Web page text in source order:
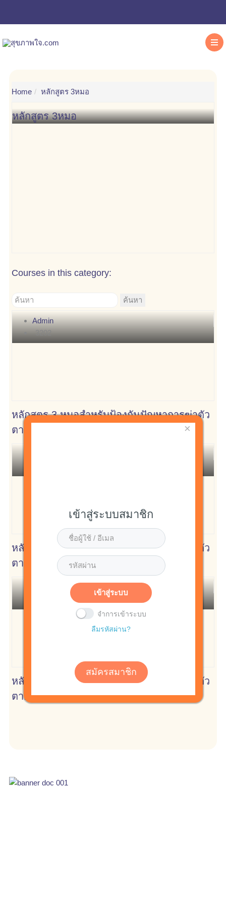
Home หลักสูตร 3หมอ
หลักสูตร 3หมอ
Courses in this category:
Admin
3202
หลักสูตร 3 หมอสำหรับป้องกันปัญหาการฆ่าตัว
ตายในชุมชน สำหรับ อสม./อสส.
หลักสูตร 3 หมอสำหรับป้องกันปัญหาการฆ่าตัว
ตายในชุมชน สำหรับ รพ.สต.
หลักสูตร 3 หมอสำหรับป้องกันปัญหาการฆ่าตัว
ตายในชุมชน สำหรับ แพทย์
×
เข้าสู่ระบบสมาชิก
เข้าสู่ระบบ
จำการเข้าระบบ
ลืมรหัสผ่าน?
สมัครสมาชิก